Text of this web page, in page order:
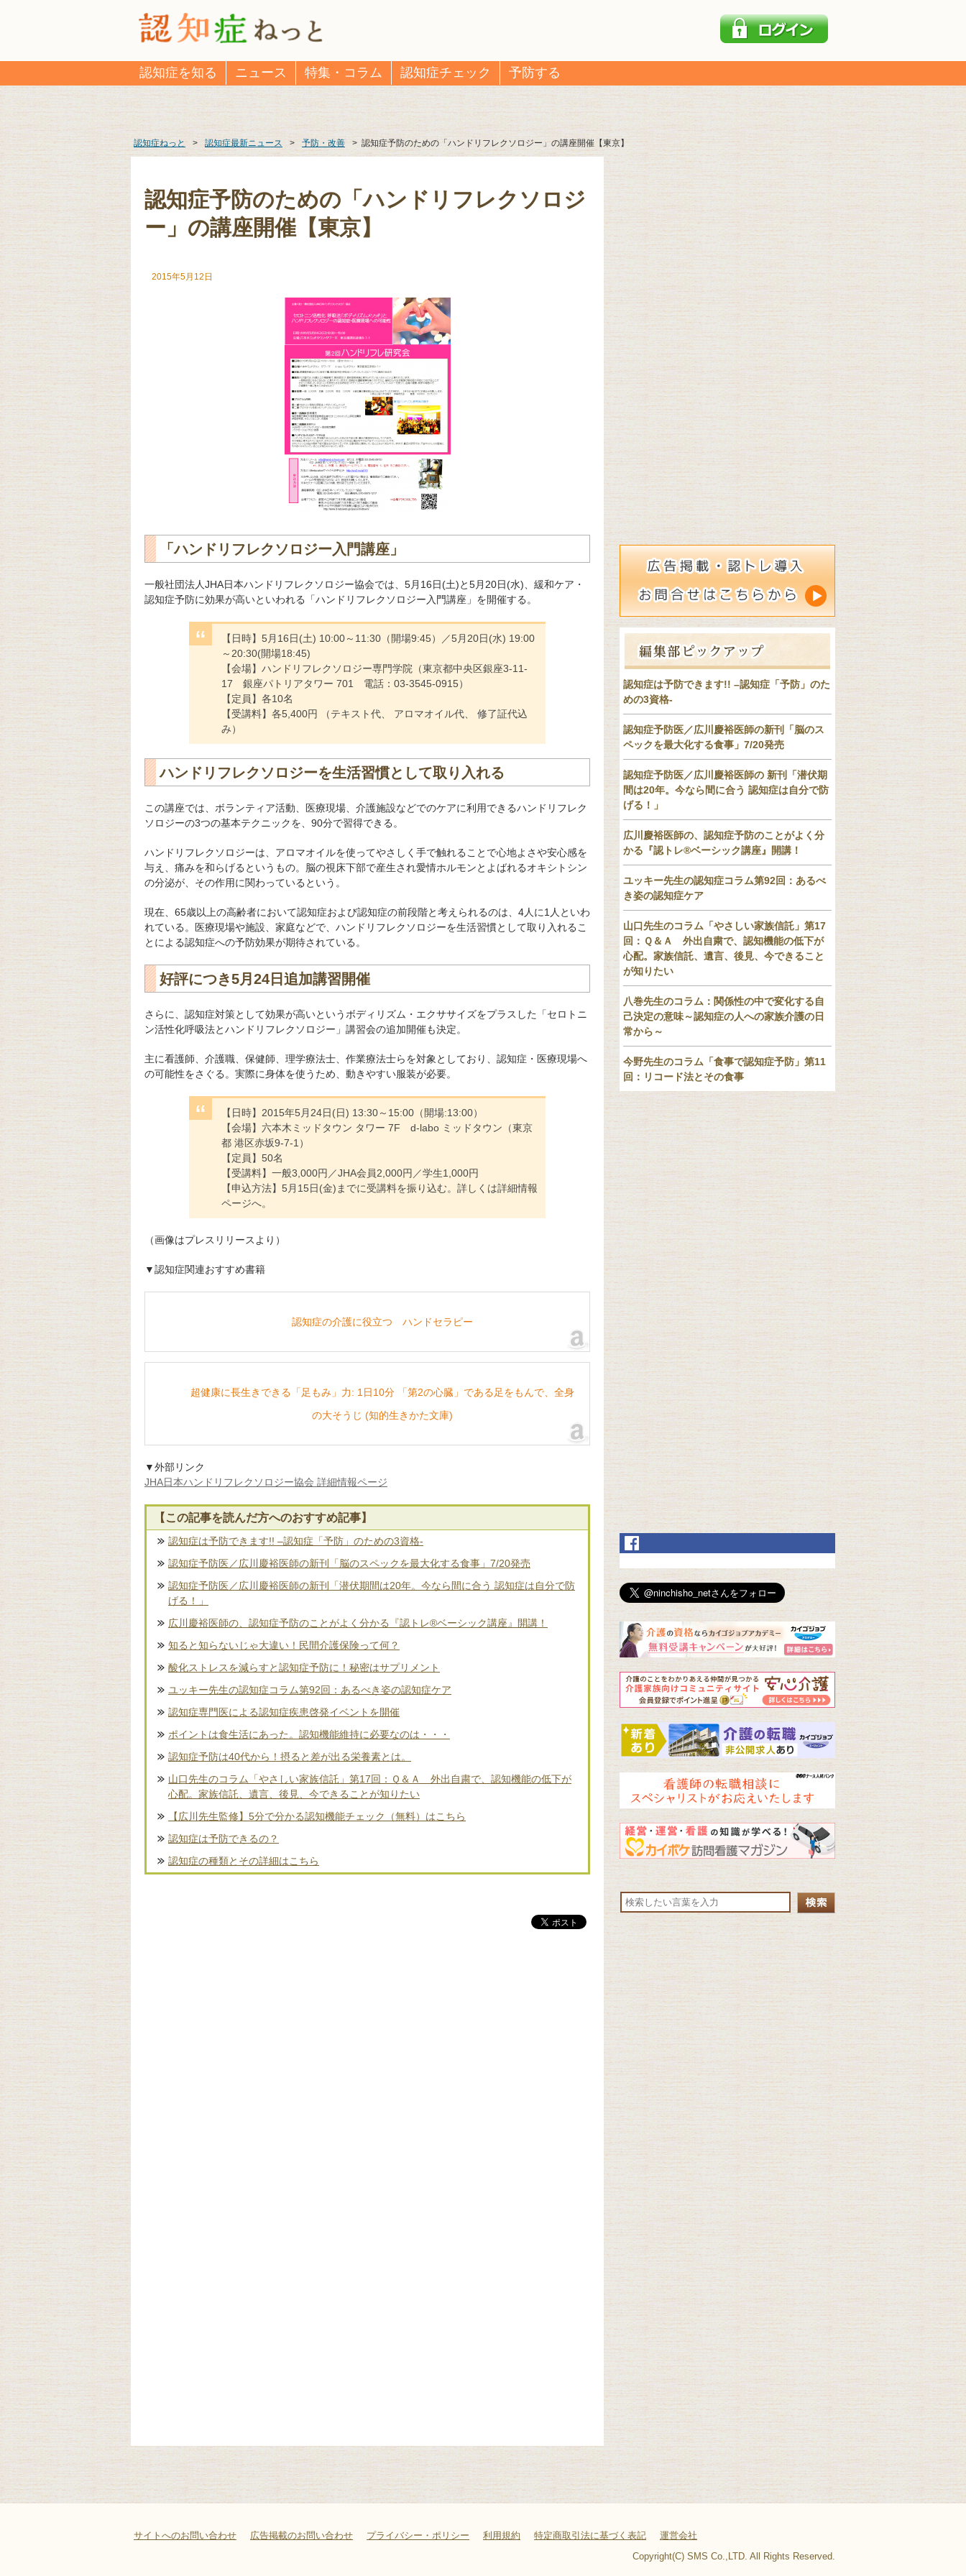
認知症を知る ニュース 特集・コラム 認知症チェック 予防する
認知症ねっと > 認知症最新ニュース > 予防・改善 > 認知症予防のための「ハンドリフレクソロジー」の講座開催【東京】
認知症予防のための「ハンドリフレクソロジ
ー」の講座開催【東京】
2015年5月12日
「ハンドリフレクソロジー入門講座」
一般社団法人JHA日本ハンドリフレクソロジー協会では、5月16日(土)と5月20日(水)、緩和ケア・
認知症予防に効果が高いといわれる「ハンドリフレクソロジー入門講座」を開催する。
【日時】5月16日(土) 10:00～11:30（開場9:45）／5月20日(水) 19:00
～20:30(開場18:45)
【会場】ハンドリフレクソロジー専門学院（東京都中央区銀座3-11-
17 銀座パトリアタワー 701 電話：03-3545-0915）
【定員】各10名
【受講料】各5,400円 （テキスト代、 アロマオイル代、 修了証代込
み）
ハンドリフレクソロジーを生活習慣として取り入れる
この講座では、ボランティア活動、医療現場、介護施設などでのケアに利用できるハンドリフレク
ソロジーの3つの基本テクニックを、90分で習得できる。
ハンドリフレクソロジーは、アロマオイルを使ってやさしく手で触れることで心地よさや安心感を
与え、痛みを和らげるというもの。脳の視床下部で産生され愛情ホルモンとよばれるオキシトシン
の分泌が、その作用に関わっているという。
現在、65歳以上の高齢者において認知症および認知症の前段階と考えられるのは、4人に1人といわ
れている。医療現場や施設、家庭などで、ハンドリフレクソロジーを生活習慣として取り入れるこ
とによる認知症への予防効果が期待されている。
好評につき5月24日追加講習開催
さらに、認知症対策として効果が高いというボディリズム・エクササイズをプラスした「セロトニ
ン活性化呼吸法とハンドリフレクソロジー」講習会の追加開催も決定。
主に看護師、介護職、保健師、理学療法士、作業療法士らを対象としており、認知症・医療現場へ
の可能性をさぐる。実際に身体を使うため、動きやすい服装が必要。
【日時】2015年5月24日(日) 13:30～15:00（開場:13:00）
【会場】六本木ミッドタウン タワー 7F d-labo ミッドタウン（東京
都 港区赤坂9-7-1）
【定員】50名
【受講料】一般3,000円／JHA会員2,000円／学生1,000円
【申込方法】5月15日(金)までに受講料を振り込む。詳しくは詳細情報
ページへ。
（画像はプレスリリースより）
▼認知症関連おすすめ書籍
認知症の介護に役立つ ハンドセラピー
超健康に長生きできる「足もみ」力: 1日10分 「第2の心臓」である足をもんで、全身
の大そうじ (知的生きかた文庫)
▼外部リンク
JHA日本ハンドリフレクソロジー協会 詳細情報ページ
【この記事を読んだ方へのおすすめ記事】
認知症は予防できます!! –認知症「予防」のための3資格-
認知症予防医／広川慶裕医師の新刊「脳のスペックを最大化する食事」7/20発売
認知症予防医／広川慶裕医師の新刊「潜伏期間は20年。今なら間に合う 認知症は自分で防
げる！」
広川慶裕医師の、認知症予防のことがよく分かる『認トレ®️ベーシック講座』開講！
知ると知らないじゃ大違い！民間介護保険って何？
酸化ストレスを減らすと認知症予防に！秘密はサプリメント
ユッキー先生の認知症コラム第92回：あるべき姿の認知症ケア
認知症専門医による認知症疾患啓発イベントを開催
ポイントは食生活にあった。認知機能維持に必要なのは・・・
認知症予防は40代から！摂ると差が出る栄養素とは。
山口先生のコラム「やさしい家族信託」第17回：Ｑ＆Ａ 外出自粛で、認知機能の低下が
心配。家族信託、遺言、後見、今できることが知りたい
【広川先生監修】5分で分かる認知機能チェック（無料）はこちら
認知症は予防できるの？
認知症の種類とその詳細はこちら
認知症は予防できます!! –認知症「予防」のた
めの3資格-
認知症予防医／広川慶裕医師の新刊「脳のス
ペックを最大化する食事」7/20発売
認知症予防医／広川慶裕医師の 新刊「潜伏期
間は20年。今なら間に合う 認知症は自分で防
げる！」
広川慶裕医師の、認知症予防のことがよく分
かる『認トレ®️ベーシック講座』開講！
ユッキー先生の認知症コラム第92回：あるべ
き姿の認知症ケア
山口先生のコラム「やさしい家族信託」第17
回：Ｑ＆Ａ 外出自粛で、認知機能の低下が
心配。家族信託、遺言、後見、今できること
が知りたい
八巻先生のコラム：関係性の中で変化する自
己決定の意味～認知症の人への家族介護の日
常から～
今野先生のコラム「食事で認知症予防」第11
回：リコード法とその食事
サイトへのお問い合わせ 広告掲載のお問い合わせ プライバシー・ポリシー 利用規約 特定商取引法に基づく表記
運営会社
Copyright(C) SMS Co.,LTD. All Rights Reserved.